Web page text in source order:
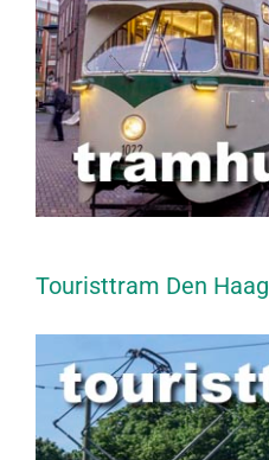
Touristtram Den Haag